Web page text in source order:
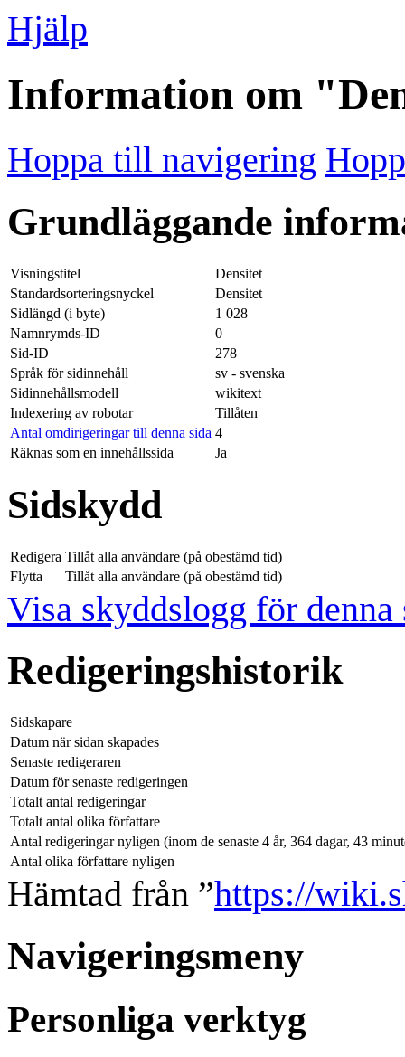
Hjälp
Information om
Hoppa till navigering
Grundläggande
Visningstitel
Densitet
Standardsorteringsnyckel
Densitet
Sidlängd (i byte)
1 028
Namnrymds-ID
0
Sid-ID
278
Språk för sidinnehåll
sv - svenska
Sidinnehållsmodell
wikitext
Indexering av robotar
Tillåten
Antal omdirigeringar till denna sida 4
Räknas som en innehållssida
Ja
Sidskydd
Redigera Tillåt alla användare (på obestämd tid)
Flytta
Tillåt alla användare (på obestämd tid)
Visa skyddslogg för denna
Redigeringshistorik
Sidskapare
Datum när sidan skapades
Senaste redigeraren
Datum för senaste redigeringen
Totalt antal redigeringar
Totalt antal olika författare
Antal redigeringar nyligen (inom de senaste 4 år, 364 dagar, 43
Antal olika författare nyligen
Hämtad från ”https://
Navigeringsmeny
Personliga verktyg